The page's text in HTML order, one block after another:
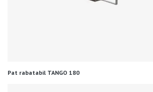
Pat rabatabil TANGO 180